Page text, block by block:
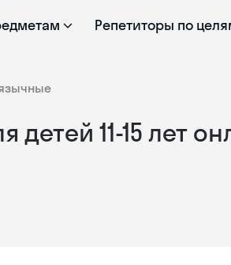
Репетиторы по
11-15 лет